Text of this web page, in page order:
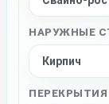
НАРУЖНЫЕ
ПЕРЕКРЫТИЯ